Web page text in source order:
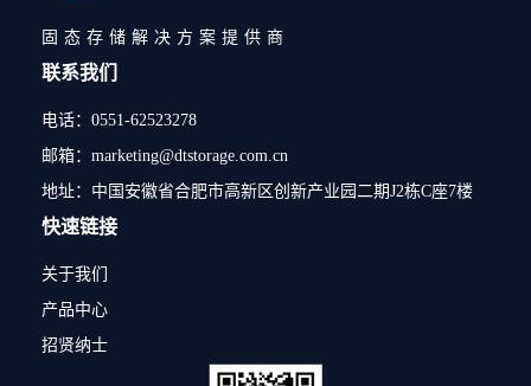
固态存储解决方案提供商
联系我们
电话：0551-62523278
邮箱：marketing@dtstorage.com.cn
地址：中国安徽省合肥市高新区创新产业园二期J2栋C座7楼
快速链接
关于我们
产品中心
招贤纳士